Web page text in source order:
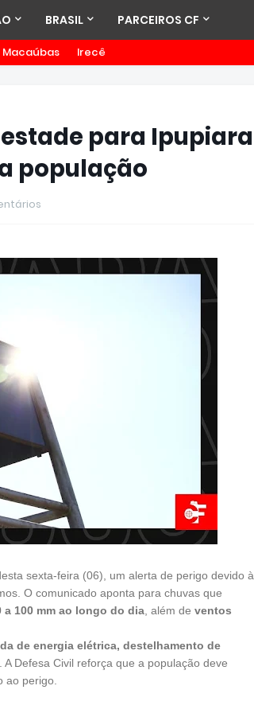
BRASIL PARCEIROS CF
Irecê
para Ipupiara
população
sexta-feira (06), um alerta de perigo devido à
O comunicado aponta para chuvas que
a 100 mm ao longo do dia, além de ventos
de energia elétrica, destelhamento de
. A Defesa Civil reforça que a população deve
ao perigo.